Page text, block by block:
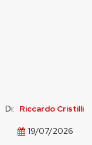
Di: Riccardo Cristilli
19/07/2026